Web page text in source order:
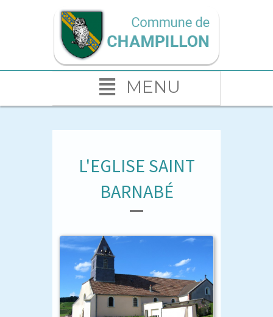
MENU
L'EGLISE SAINT
BARNABÉ